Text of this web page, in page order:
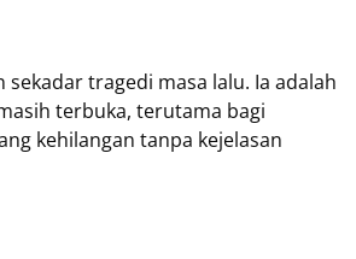
sekadar tragedi masa lalu. Ia adalah
terbuka, terutama bagi
kehilangan tanpa kejelasan